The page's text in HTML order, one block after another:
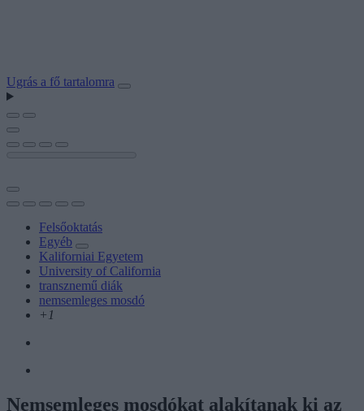
Ugrás a fő tartalomra
Felsőoktatás
Egyéb
Kaliforniai Egyetem
University of California
transznemű diák
nemsemleges mosdó
+1
Nemsemleges mosdókat alakítanak ki az